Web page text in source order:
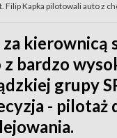
Filip Kapka pilotowali auto z
kierownicą
bardzo
grupy
-